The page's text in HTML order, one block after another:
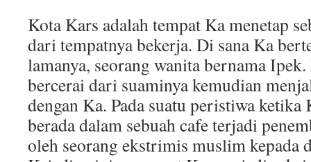
Kota Kars adalah tempat Ka menetap
dari tempatnya bekerja. Di sana Ka
lamanya, seorang wanita bernama
bercerai dari suaminya kemudian
dengan Ka. Pada suatu peristiwa ketika
berada dalam sebuah cafe terjadi
oleh seorang ekstrimis muslim kepada